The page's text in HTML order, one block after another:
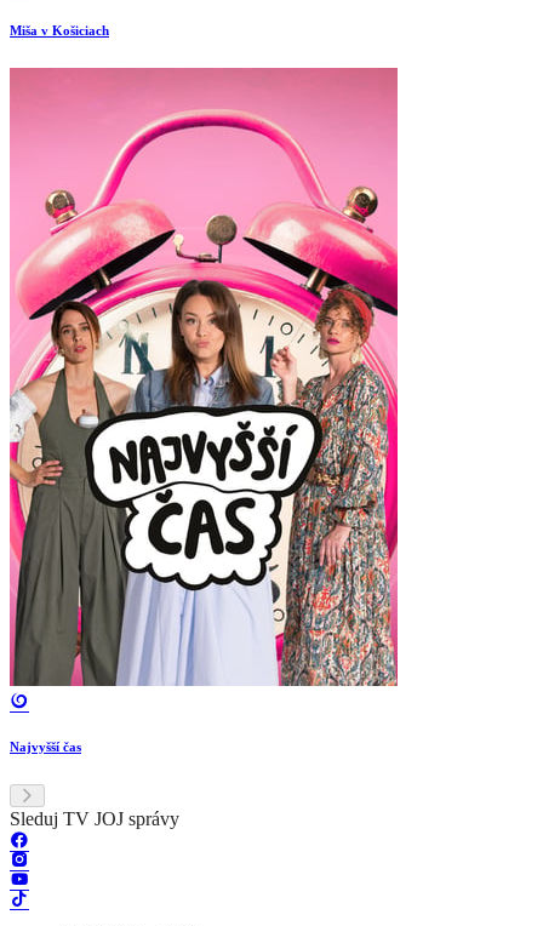
Miša v Košiciach
Najvyšší čas
Sleduj TV JOJ správy